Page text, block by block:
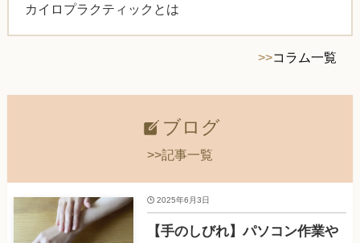
カイロプラクティックとは
>>コラム一覧
ブログ
>>記事一覧
【手のしびれ】パソコン作業や
2025年6月3日